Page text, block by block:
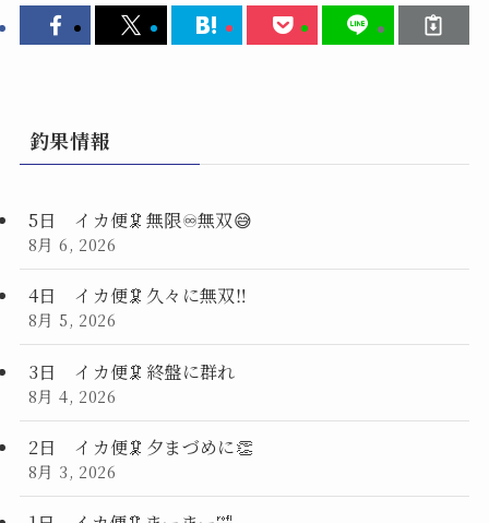
釣果情報
5日 イカ便🦑無限♾️無双😅
8月 6, 2026
4日 イカ便🦑久々に無双‼️
8月 5, 2026
3日 イカ便🦑終盤に群れ
8月 4, 2026
2日 イカ便🦑夕まづめに👏
8月 3, 2026